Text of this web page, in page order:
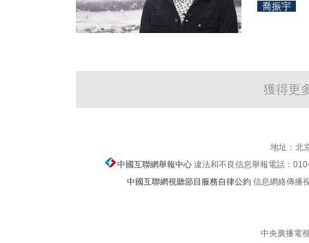
喬振宇
獲得更
地址：北
中國互聯網舉報中心違法和不良信息舉報電話：
中國互聯網視聽節目服務自律公約信息網絡傳播
中央廣播電